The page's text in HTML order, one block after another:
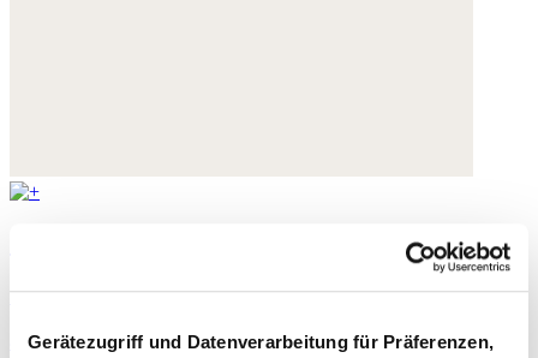
Gerätezugriff und Datenverarbeitung für Präferenzen,
Goldplattiertes Silber
85,- €